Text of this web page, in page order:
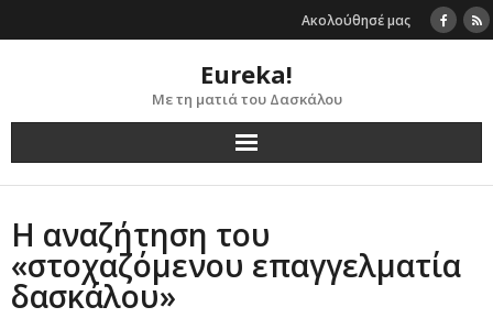
to
Ακολούθησέ μας
Eureka!
Με τη ματιά του Δασκάλου
Η αναζήτηση του
«στοχαζόμενου επαγγελματία
δασκάλου»